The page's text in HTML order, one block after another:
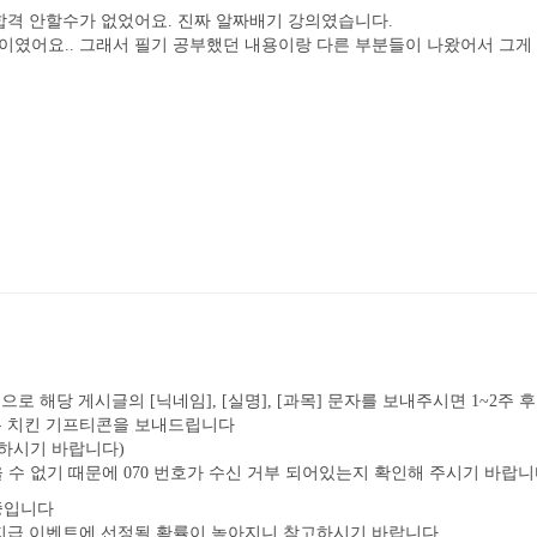
안할수가 없었어요. 진짜 알짜배기 강의였습니다.
였어요.. 그래서 필기 공부했던 내용이랑 다른 부분들이 나왔어서 그
로 해당 게시글의 [닉네임], [실명], [과목] 문자를 보내주시면 1~2주
킨 기프티콘을 보내드립니다
시기 바랍니다)
없기 때문에 070 번호가 수신 거부 되어있는지 확인해 주시기 바랍
입니다
이벤트에 선정될 확률이 높아지니 참고하시기 바랍니다